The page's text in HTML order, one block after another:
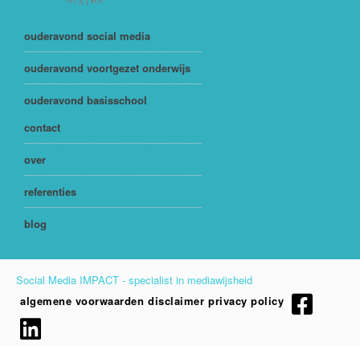
ouderavond social media
ouderavond voortgezet onderwijs
ouderavond basisschool
contact
over
referenties
blog
Social Media IMPACT - specialist in mediawijsheid
algemene voorwaarden disclaimer privacy policy